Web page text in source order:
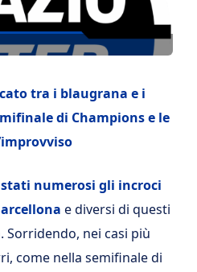
tra i blaugrana e i
di Champions e le
numerosi gli incroci
e diversi di questi
Sorridendo, nei casi più
come nella semifinale di